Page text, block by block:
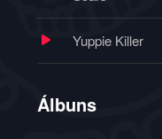
Yuppie Killer
Álbuns